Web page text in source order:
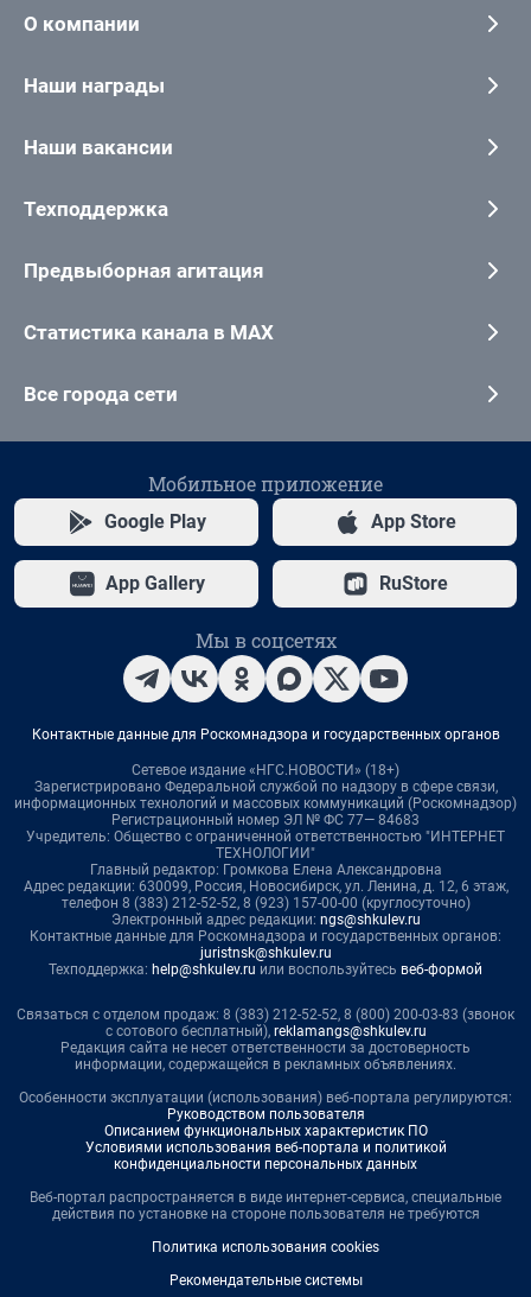
О компании
Наши награды
Наши вакансии
Техподдержка
Предвыборная агитация
Статистика канала в MAX
Все города сети
Мобильное приложение
Google Play App Store
App Gallery RuStore
Мы в соцсетях
Контактные данные для Роскомнадзора и государственных органов
Сетевое издание «НГС.НОВОСТИ» (18+)
Зарегистрировано Федеральной службой по надзору в сфере связи,
информационных технологий и массовых коммуникаций (Роскомнадзор)
Регистрационный номер ЭЛ № ФС 77— 84683
Учредитель: Общество с ограниченной ответственностью "ИНТЕРНЕТ
ТЕХНОЛОГИИ"
Главный редактор: Громкова Елена Александровна
Адрес редакции: 630099, Россия, Новосибирск, ул. Ленина, д. 12, 6 этаж,
телефон 8 (383) 212-52-52, 8 (923) 157-00-00 (круглосуточно)
Электронный адрес редакции: ngs@shkulev.ru
Контактные данные для Роскомнадзора и государственных органов:
juristnsk@shkulev.ru
Техподдержка: help@shkulev.ru или воспользуйтесь веб-формой
Связаться с отделом продаж: 8 (383) 212-52-52, 8 (800) 200-03-83 (звонок
с сотового бесплатный), reklamangs@shkulev.ru
Редакция сайта не несет ответственности за достоверность
информации, содержащейся в рекламных объявлениях.
Особенности эксплуатации (использования) веб-портала регулируются:
Руководством пользователя
Описанием функциональных характеристик ПО
Условиями использования веб-портала и политикой
конфиденциальности персональных данных
Веб-портал распространяется в виде интернет-сервиса, специальные
действия по установке на стороне пользователя не требуются
Политика использования cookies
Рекомендательные системы